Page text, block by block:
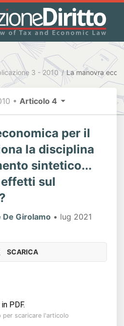
3 - 2010
• Articolo 4
per il
la disciplina
sintetico...
sul
De Girolamo • lug 2021
SCARICA
PDF.
per scaricare l'articolo